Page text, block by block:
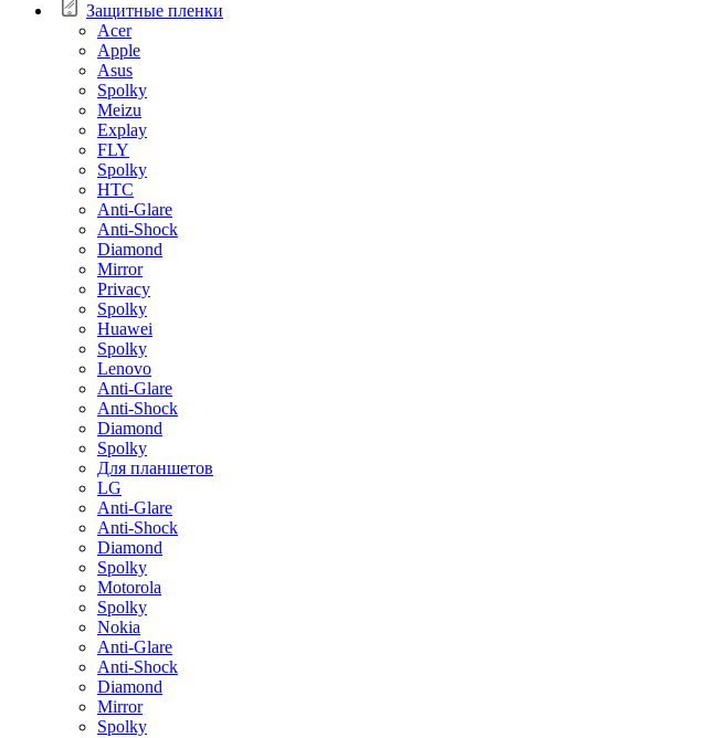
Защитные пленки
Acer
Apple
Asus
Spolky
Meizu
Explay
FLY
Spolky
HTC
Anti-Glare
Anti-Shock
Diamond
Mirror
Privacy
Spolky
Huawei
Spolky
Lenovo
Anti-Glare
Anti-Shock
Diamond
Spolky
Для планшетов
LG
Anti-Glare
Anti-Shock
Diamond
Spolky
Motorola
Spolky
Nokia
Anti-Glare
Anti-Shock
Diamond
Mirror
Spolky